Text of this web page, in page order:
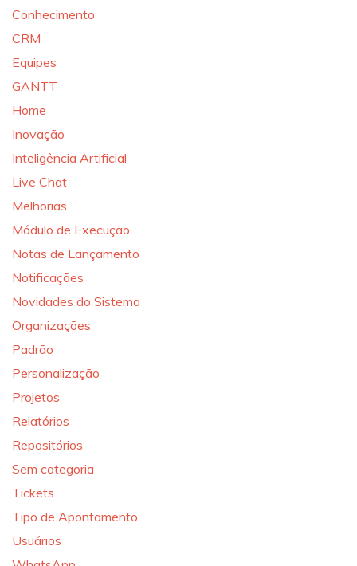
Conhecimento
CRM
Equipes
GANTT
Home
Inovação
Inteligência Artificial
Live Chat
Melhorias
Módulo de Execução
Notas de Lançamento
Notificações
Novidades do Sistema
Organizações
Padrão
Personalização
Projetos
Relatórios
Repositórios
Sem categoria
Tickets
Tipo de Apontamento
Usuários